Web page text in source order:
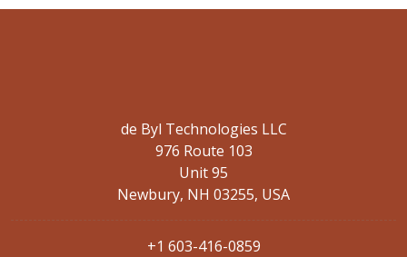
de Byl Technologies LLC
976 Route 103
Unit 95
Newbury, NH 03255, USA
+1 603-416-0859